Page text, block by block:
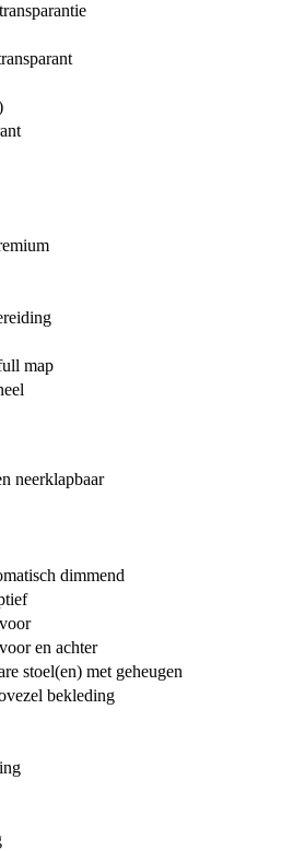
map
neerklapbaar
dimmend
en achter
stoel(en) met geheugen
bekleding